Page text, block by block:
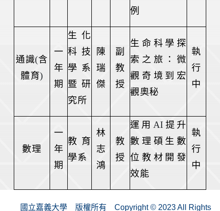
例
通識(含
體育)
一
年
期
生化
科技
學系
暨研
究所
陳
瑞
傑
副
教
授
生命科學探
索之旅：微
觀奇境到宏
觀奧秘
執
行
中
數理
一
年
期
教育
學系
林
志
鴻
教
授
運用 AI 提升
數理碩生數
位教材開發
效能
執
行
中
國立嘉義大學 版權所有 Copyright © 2023 All Rights